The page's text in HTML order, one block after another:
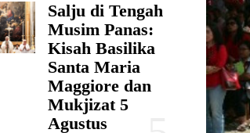
Salju di Tengah
Musim Panas:
Kisah Basilika
Santa Maria
Maggiore dan
Mukjizat 5
Agustus